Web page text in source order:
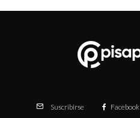
Suscribirse Facebook